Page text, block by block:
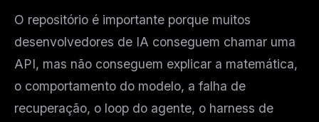
O repositório é importante porque muitos
desenvolvedores de IA conseguem chamar uma
API, mas não conseguem explicar a matemática,
o comportamento do modelo, a falha de
recuperação, o loop do agente, o harness de